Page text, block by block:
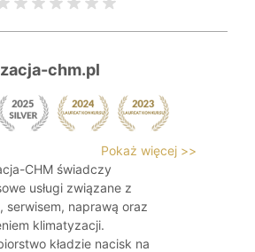
chm.pl
Pokaż więcej >>
CHM świadczy
usługi związane z
serwisem, naprawą oraz
klimatyzacji.
kładzie nacisk na